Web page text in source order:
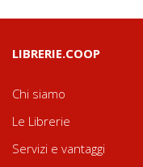
LIBRERIE.COOP
Chi siamo
Le Librerie
Servizi e vantaggi